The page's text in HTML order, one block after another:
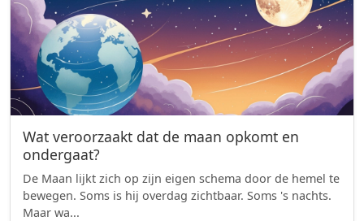
Wat veroorzaakt dat de maan opkomt en
ondergaat?
De Maan lijkt zich op zijn eigen schema door de hemel te
bewegen. Soms is hij overdag zichtbaar. Soms 's nachts.
Maar wa...